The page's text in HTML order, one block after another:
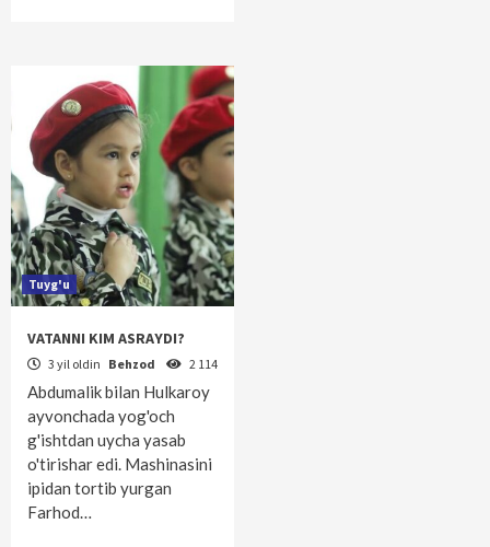
Tuyg'u
VATANNI KIM ASRAYDI?
3 yil oldin Behzod 2 114
Abdumalik bilan Hulkaroy
ayvonchada yog'och
g'ishtdan uycha yasab
o'tirishar edi. Mashinasini
ipidan tortib yurgan
Farhod…